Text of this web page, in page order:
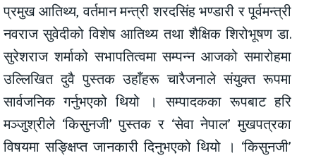
प्रमुख आतिथ्य, वर्तमान मन्त्री शरदसिंह भण्डारी र पूर्वमन्त्री
नवराज सुवेदीको विशेष आतिथ्य तथा शैक्षिक शिरोभूषण डा.
सुरेशराज शर्माको सभापतित्वमा सम्पन्न आजको समारोहमा
उल्लिखित दुवै पुस्तक उहाँहरू चारैजनाले संयुक्त रूपमा
सार्वजनिक गर्नुभएको थियो । सम्पादकका रूपबाट हरि
मञ्जुश्रीले ‘किसुनजी’ पुस्तक र ‘सेवा नेपाल’ मुखपत्रका
विषयमा सङ्क्षिप्त जानकारी दिनुभएको थियो । ‘किसुनजी’